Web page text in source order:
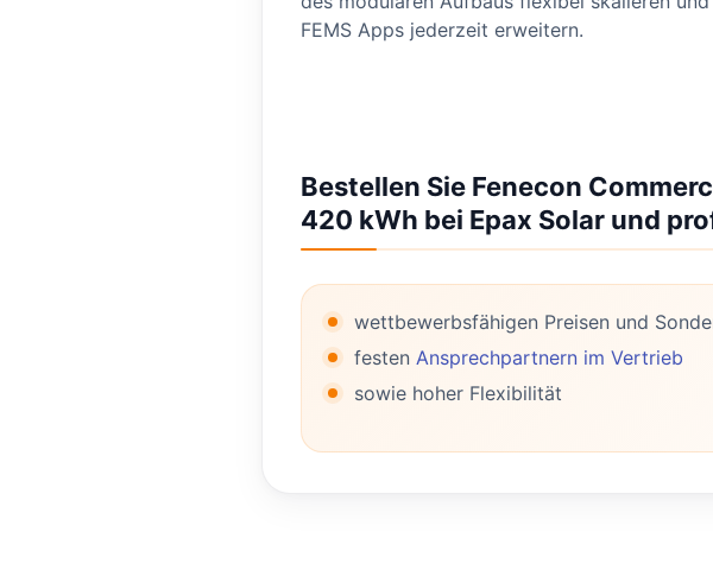
FEMS Apps jederzeit erweitern.
Bestellen Sie Fenecon
420 kWh bei Epax Solar und
wettbewerbsfähigen Preisen und
festen Ansprechpartnern im Vertrieb
sowie hoher Flexibilität